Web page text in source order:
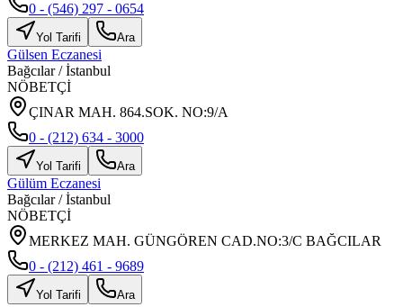
0 - (546) 297 - 0654
Yol Tarifi Ara
Gülsen Eczanesi
Bağcılar/İstanbul
NÖBETÇİ
ÇINAR MAH. 864.SOK. NO:9/A
0 - (212) 634 - 3000
Yol Tarifi Ara
Gülüm Eczanesi
Bağcılar/İstanbul
NÖBETÇİ
MERKEZ MAH. GÜNGÖREN CAD.NO:3/C BAĞCILAR
0 - (212) 461 - 9689
Yol Tarifi Ara